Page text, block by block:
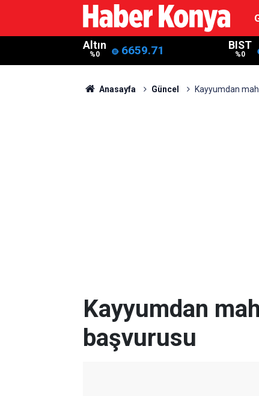
Altın
%0 6659.71 BIST
%0
Anasayfa Güncel Kayyumdan
Kayyumdan
başvurusu